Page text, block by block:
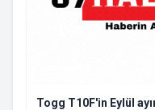
Togg T10F'in Eylül